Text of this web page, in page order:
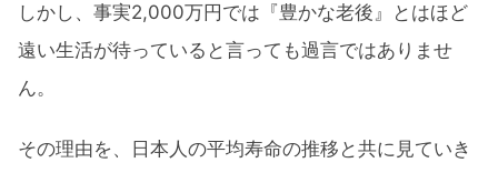
しかし、事実2,000万円では『豊かな老後』とはほど
遠い生活が待っていると言っても過言ではありませ
ん。
その理由を、日本人の平均寿命の推移と共に見ていき